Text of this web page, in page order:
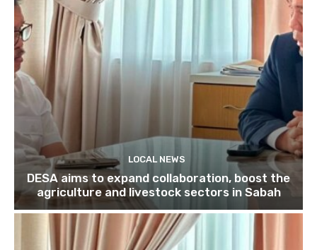
LOCAL NEWS
DESA aims to expand collaboration, boost the
agriculture and livestock sectors in Sabah